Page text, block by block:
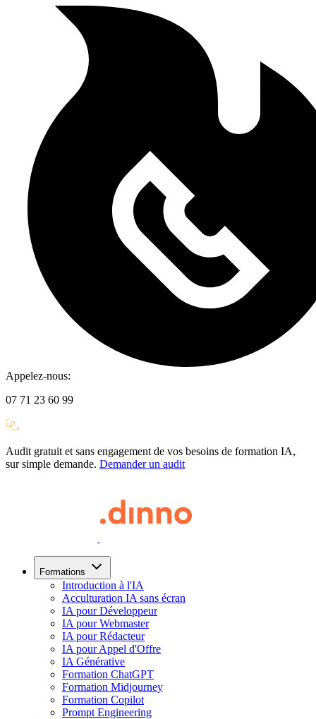
Appelez-nous:
07 71 23 60 99
Audit gratuit et sans engagement de vos besoins de formation IA,
sur simple demande. Demander un audit
Formations
Introduction à l'IA
Acculturation IA sans écran
IA pour Développeur
IA pour Webmaster
IA pour Rédacteur
IA pour Appel d'Offre
IA Générative
Formation ChatGPT
Formation Midjourney
Formation Copilot
Prompt Engineering